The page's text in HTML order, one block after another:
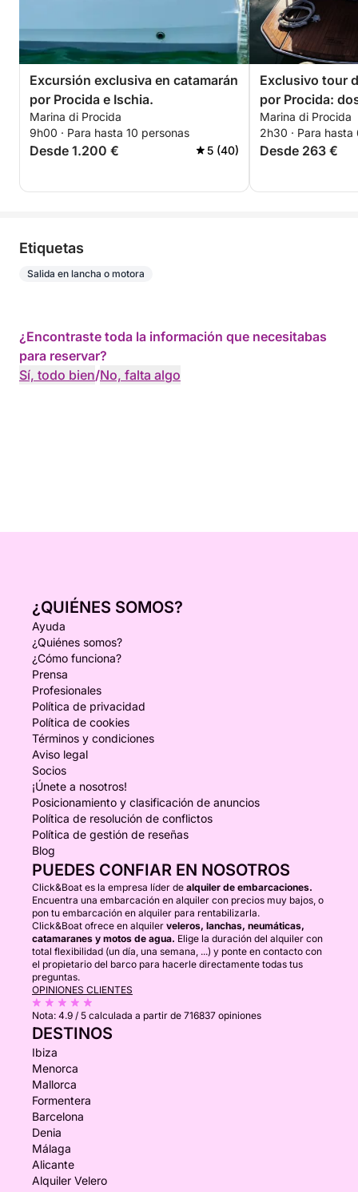
Excursión exclusiva en catamarán
por Procida e Ischia.
Marina di Procida
9h00 · Para hasta 10 personas
Desde 1.200 € 5 (40)
Exclusivo tour
por Procida:
bordo
Marina di Procida
2h30 · Para
Desde 263 €
Etiquetas
Salida en lancha o motora
¿Encontraste toda la información que necesitabas
para reservar?
Sí, todo bien/No, falta algo
¿QUIÉNES SOMOS?
Ayuda
¿Quiénes somos?
¿Cómo funciona?
Prensa
Profesionales
Política de privacidad
Política de cookies
Términos y condiciones
Aviso legal
Socios
¡Únete a nosotros!
Posicionamiento y clasificación de anuncios
Política de resolución de conflictos
Política de gestión de reseñas
Blog
PUEDES CONFIAR EN NOSOTROS
Click&Boat es la empresa líder de alquiler de embarcaciones.
Encuentra una embarcación en alquiler con precios muy bajos, o
pon tu embarcación en alquiler para rentabilizarla.
Click&Boat ofrece en alquiler veleros, lanchas, neumáticas,
catamaranes y motos de agua. Elige la duración del alquiler con
total flexibilidad (un día, una semana, ...) y ponte en contacto con
el propietario del barco para hacerle directamente todas tus
preguntas.
OPINIONES CLIENTES
Nota: 4.9 / 5 calculada a partir de 716837 opiniones
DESTINOS
Ibiza
Menorca
Mallorca
Formentera
Barcelona
Denia
Málaga
Alicante
Alquiler Velero